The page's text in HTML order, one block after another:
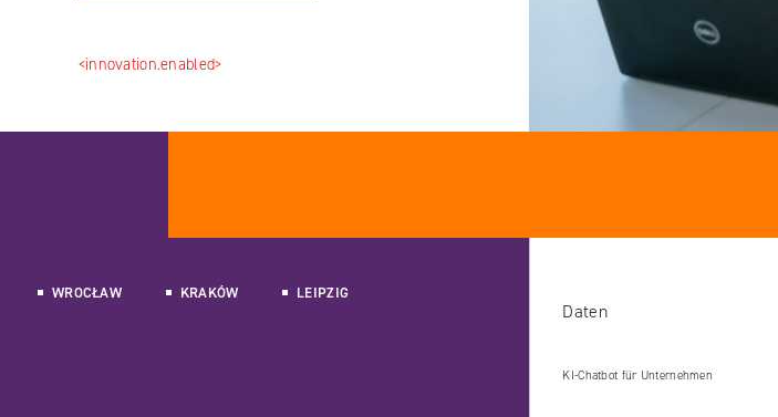
<innovation.enabled>
WROCŁAW KRAKÓW LEIPZIG
Daten
KI-Chatbot für Unternehmen